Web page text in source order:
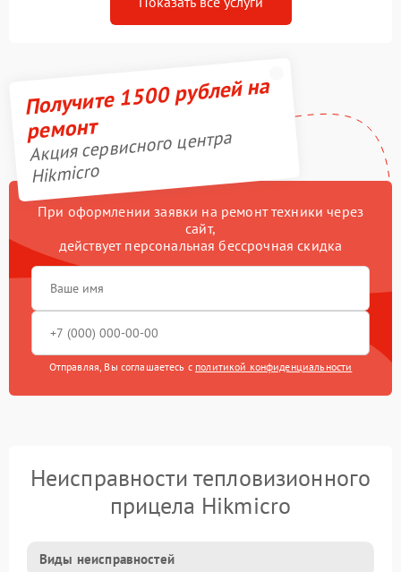
Получите 1500 рублей на
ремонт
Акция сервисного центра
Hikmicro
При оформлении заявки на ремонт техники через
сайт,
действует персональная бессрочная скидка
Отправляя, Вы соглашаетесь с политикой конфиденциальности
Неисправности тепловизионного
прицела Hikmicro
Виды неисправностей